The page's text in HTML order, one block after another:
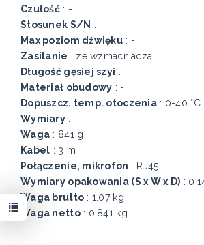
Czułość: -
Stosunek S/N : -
Max poziom dźwięku : -
Zasilanie : ze wzmacniacza
Długość gęsiej szyi : -
Materiał obudowy : -
Dopuszcz. temp. otoczenia : 0-40 °C
Wymiary: -
Waga : 841 g
Kabel : 3 m
Połączenie, mikrofon : RJ45
Wymiary opakowania (S x W x D) :
Waga brutto : 1.07 kg
Waga netto: 0.841 kg